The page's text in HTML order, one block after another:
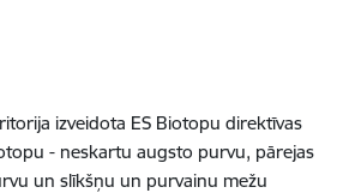
izveidota ES Biotopu direktīvas
- neskartu augsto purvu, pārejas
un slīkšņu un purvainu mežu